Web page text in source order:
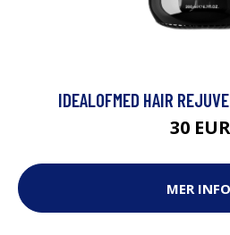
IDEALOFMED HAIR
30 EUR
MER